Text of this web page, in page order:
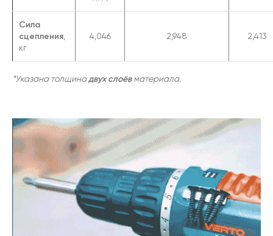
Сила
сцепления
кг
4,046 2,948 2,413
*Указана толщинадвух слоёвматериала.